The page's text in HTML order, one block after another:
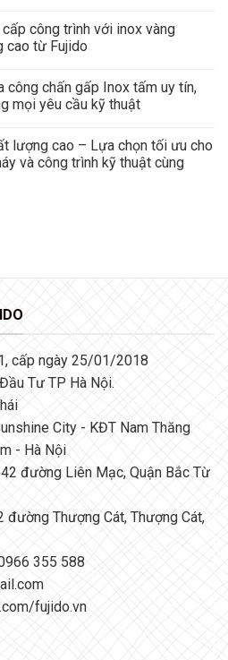
công trình với inox vàng
cao từ Fujido
công chấn gấp Inox tấm uy tín,
mọi yêu cầu kỹ thuật
lượng cao – Lựa chọn tối ưu cho
và công trình kỹ thuật cùng
cấp ngày 25/01/2018
Tư TP Hà Nội.
City - KĐT Nam Thăng
- Hà Nội
đường Liên Mạc, Quận Bắc Từ
đường Thượng Cát, Thượng Cát,
355 588
fujido.vn